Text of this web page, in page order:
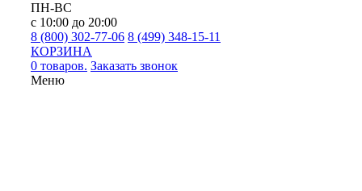
ПН-ВС
с 10:00 до 20:00
8 (800) 302-77-06 8 (499) 348-15-11
КОРЗИНА
0 товаров. Заказать звонок
Меню